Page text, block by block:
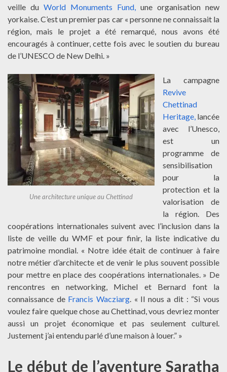
veille du World Monuments Fund, une organisation new
yorkaise. C’est un premier pas car « personne ne connaissait la
région, mais le projet a été remarqué, nous avons été
encouragés à continuer, cette fois avec le soutien du bureau
de l’UNESCO de New Delhi. »
Une architecture unique au Chettinad
La campagne
Revive
Chettinad
Heritage, lancée
avec l’Unesco,
est un
programme de
sensibilisation
pour la
protection et la
valorisation de
la région. Des
coopérations internationales suivent avec l’inclusion dans la
liste de veille du WMF et pour finir, la liste indicative du
patrimoine mondial. « Notre idée était de continuer à faire
notre métier d’architecte et de venir le plus souvent possible
pour mettre en place des coopérations internationales. » De
rencontres en networking, Michel et Bernard font la
connaissance de Francis Wacziarg. « Il nous a dit : “Si vous
voulez faire quelque chose au Chettinad, vous devriez monter
aussi un projet économique et pas seulement culturel.
Justement j’ai entendu parlé d’une maison à louer.” »
Le début de l’aventure Saratha